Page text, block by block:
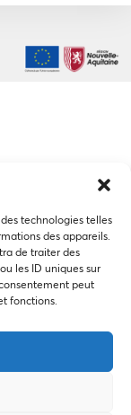
technologies telles
des appareils.
de traiter des
les ID uniques sur
peut
fonctions.et pour
Allées d'Orléans